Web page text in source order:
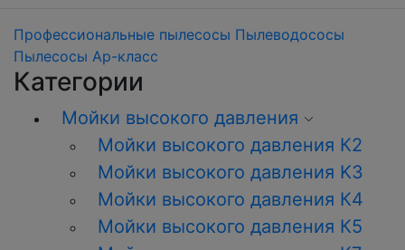
Профессиональные пылесосы Пылеводососы
Пылесосы Ар-класс
Категории
Мойки высокого давления
Мойки высокого давления К2
Мойки высокого давления K3
Мойки высокого давления К4
Мойки высокого давления К5